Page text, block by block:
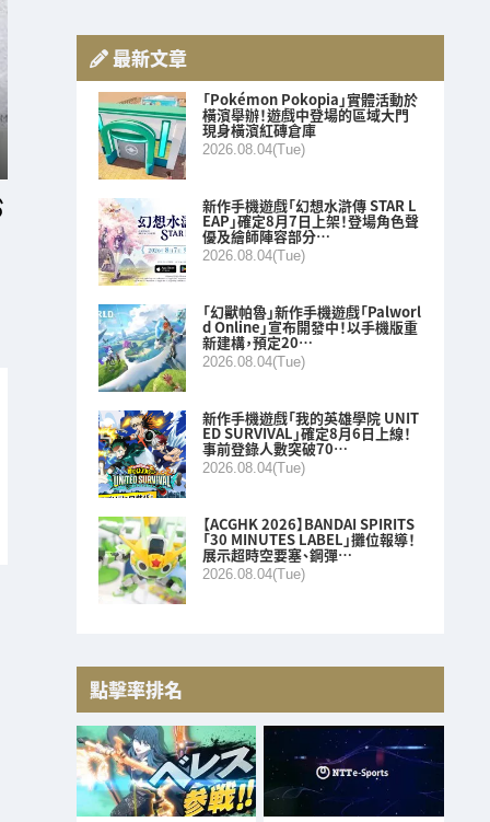
最新文章
「Pokémon Pokopia」實體活動於
橫濱舉辦！遊戲中登場的區域大門
現身橫濱紅磚倉庫
2026.08.04(Tue)
新作手機遊戲「幻想水滸傳 STAR L
EAP」確定8月7日上架！登場角色聲
優及繪師陣容部分…
2026.08.04(Tue)
「幻獸帕魯」新作手機遊戲「Palworl
d Online」宣布開發中！以手機版重
新建構，預定20…
2026.08.04(Tue)
新作手機遊戲「我的英雄學院 UNIT
ED SURVIVAL」確定8月6日上線！
事前登錄人數突破70…
2026.08.04(Tue)
【ACGHK 2026】BANDAI SPIRITS
「30 MINUTES LABEL」攤位報導！
展示超時空要塞、鋼彈…
2026.08.04(Tue)
點擊率排名